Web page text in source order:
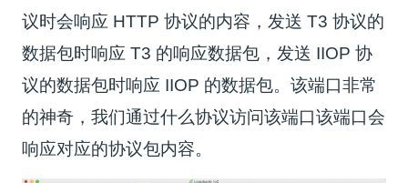
议时会响应 HTTP 协议的内容，发送 T3 协议的
数据包时响应 T3 的响应数据包，发送 IIOP 协
议的数据包时响应 IIOP 的数据包。该端口非常
的神奇，我们通过什么协议访问该端口该端口会
响应对应的协议包内容。